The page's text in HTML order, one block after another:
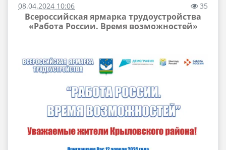
08.04.2024 10:06 35
Всероссийская ярмарка трудоустройства
«Работа России. Время возможностей»